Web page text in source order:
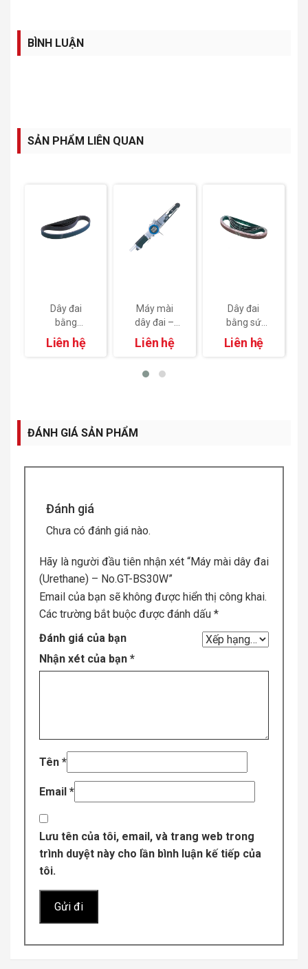
BÌNH LUẬN
SẢN PHẨM LIÊN QUAN
Máy mài
dây đai –
No.GT-BS30
Liên hệ
Dây đai
bằng sứ
(cho GT-
BS12) –
Liên hệ
Dây đai
bằng sứ
(cho GT-
BS12) –
Liên hệ
ĐÁNH GIÁ SẢN PHẨM
Đánh giá
Chưa có đánh giá nào.
Hãy là người đầu tiên nhận xét “Máy mài dây đai
(Urethane) – No.GT-BS30W”
Email của bạn sẽ không được hiển thị công khai.
Các trường bắt buộc được đánh dấu *
Đánh giá của bạn
Nhận xét của bạn *
Tên *
Email *
Lưu tên của tôi, email, và trang web trong
trình duyệt này cho lần bình luận kế tiếp của
tôi.